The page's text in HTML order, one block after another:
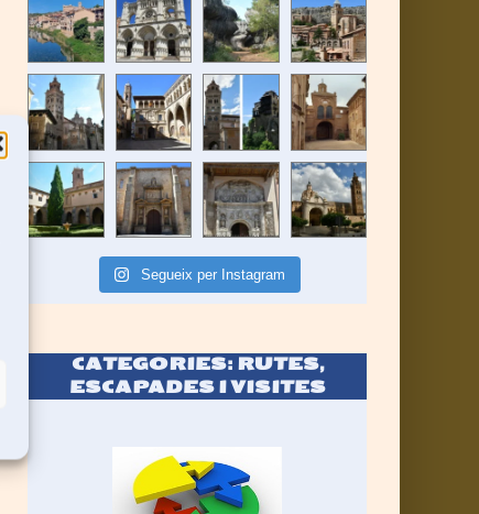
Segueix per Instagram
CATEGORIES: RUTES,
ESCAPADES I VISITES